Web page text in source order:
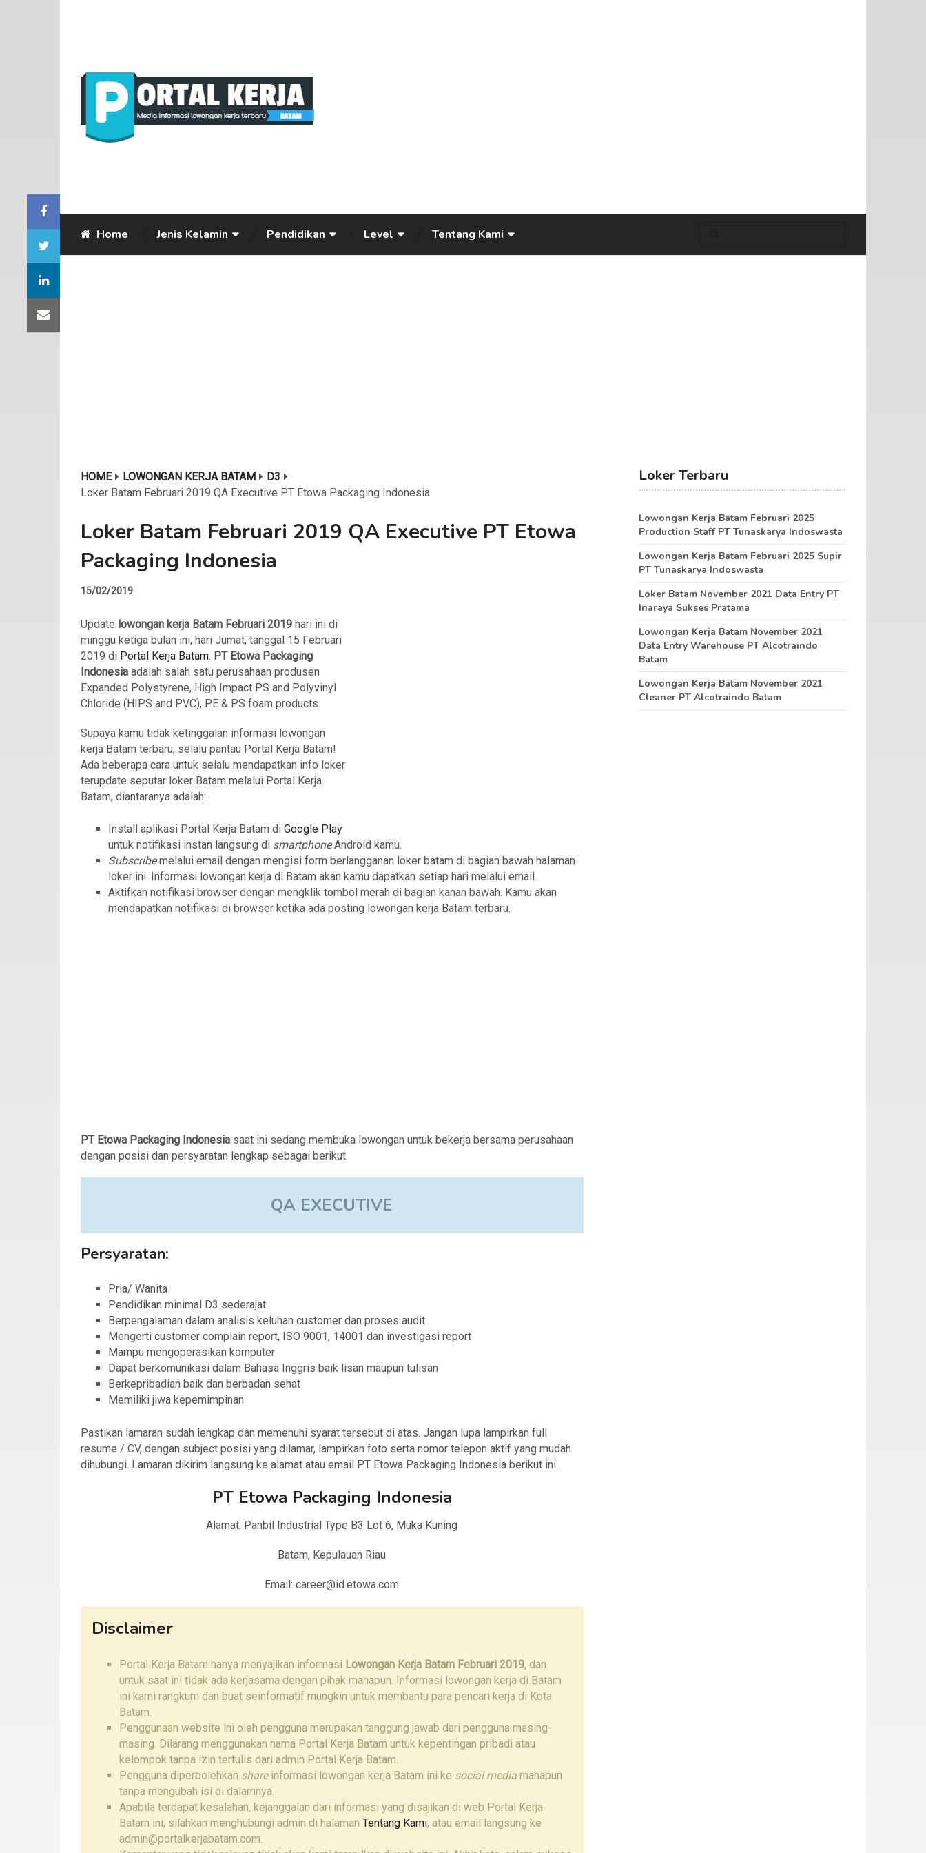
Home Jenis Kelamin Pendidikan Level Tentang Kami
HOME LOWONGAN KERJA BATAM
D3
Loker Batam Februari 2019 QA Executive PT Etowa Packaging Indonesia
Loker Batam Februari 2019 QA Executive PT Etowa
Packaging Indonesia
15/02/2019
Update lowongan kerja Batam Februari 2019 hari ini di
minggu ketiga bulan ini, hari Jumat, tanggal 15 Februari
2019 di Portal Kerja Batam. PT Etowa Packaging
Indonesia adalah salah satu perusahaan produsen
Expanded Polystyrene, High Impact PS and Polyvinyl
Chloride (HIPS and PVC), PE & PS foam products.
Supaya kamu tidak ketinggalan informasi lowongan
kerja Batam terbaru, selalu pantau Portal Kerja Batam!
Ada beberapa cara untuk selalu mendapatkan info loker
terupdate seputar loker Batam melalui Portal Kerja
Batam, diantaranya adalah:
Install aplikasi Portal Kerja Batam di Google Play
untuk notifikasi instan langsung di smartphoneAndroid kamu.
Subscribemelalui email dengan mengisi form berlangganan loker batam di bagian bawah halaman
loker ini. Informasi lowongan kerja di Batam akan kamu dapatkan setiap hari melalui email.
Aktifkan notifikasi browser dengan mengklik tombol merah di bagian kanan bawah. Kamu akan
mendapatkan notifikasi di browser ketika ada posting lowongan kerja Batam terbaru.
PT Etowa Packaging Indonesia saat ini sedang membuka lowongan untuk bekerja bersama perusahaan
dengan posisi dan persyaratan lengkap sebagai berikut.
QA EXECUTIVE
Persyaratan:
Pria/ Wanita
Pendidikan minimal D3 sederajat
Berpengalaman dalam analisis keluhan customer dan proses audit
Mengerti customer complain report, ISO 9001, 14001 dan investigasi report
Mampu mengoperasikan komputer
Dapat berkomunikasi dalam Bahasa Inggris baik lisan maupun tulisan
Berkepribadian baik dan berbadan sehat
Memiliki jiwa kepemimpinan
Pastikan lamaran sudah lengkap dan memenuhi syarat tersebut di atas. Jangan lupa lampirkan full
resume / CV, dengan subject posisi yang dilamar, lampirkan foto serta nomor telepon aktif yang mudah
dihubungi. Lamaran dikirim langsung ke alamat atau email PT Etowa Packaging Indonesia berikut ini.
PT Etowa Packaging Indonesia
Alamat: Panbil Industrial Type B3 Lot 6, Muka Kuning
Batam, Kepulauan Riau
Email: career@id.etowa.com
Disclaimer
Portal Kerja Batam hanya menyajikan informasi Lowongan Kerja Batam Februari 2019, dan
untuk saat ini tidak ada kerjasama dengan pihak manapun. Informasi lowongan kerja di Batam
ini kami rangkum dan buat seinformatif mungkin untuk membantu para pencari kerja di Kota
Batam.
Penggunaan website ini oleh pengguna merupakan tanggung jawab dari pengguna masing-
masing. Dilarang menggunakan nama Portal Kerja Batam untuk kepentingan pribadi atau
kelompok tanpa izin tertulis dari admin Portal Kerja Batam.
Pengguna diperbolehkan shareinformasi lowongan kerja Batam ini ke social media manapun
tanpa mengubah isi di dalamnya.
Apabila terdapat kesalahan, kejanggalan dari informasi yang disajikan di web Portal Kerja
Batam ini, silahkan menghubungi admin di halaman Tentang Kami, atau email langsung ke
admin@portalkerjabatam.com.
Loker Terbaru
Lowongan Kerja Batam Februari 2025
Production Staff PT Tunaskarya Indoswasta
Lowongan Kerja Batam Februari 2025 Supir
PT Tunaskarya Indoswasta
Loker Batam November 2021 Data Entry PT
Inaraya Sukses Pratama
Lowongan Kerja Batam November 2021
Data Entry Warehouse PT Alcotraindo
Batam
Lowongan Kerja Batam November 2021
Cleaner PT Alcotraindo Batam